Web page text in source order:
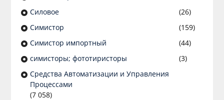
Силовое
(26)
Симистор
(159)
Симистор импортный
(44)
симисторы; фототиристоры
(3)
Средства Автоматизации и Управления
Процессами
(7 058)